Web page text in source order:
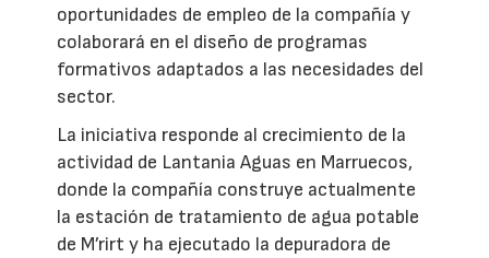
oportunidades de empleo de la compañía y
colaborará en el diseño de programas
formativos adaptados a las necesidades del
sector.
La iniciativa responde al crecimiento de la
actividad de Lantania Aguas en Marruecos,
donde la compañía construye actualmente
la estación de tratamiento de agua potable
de M’rirt y ha ejecutado la depuradora de